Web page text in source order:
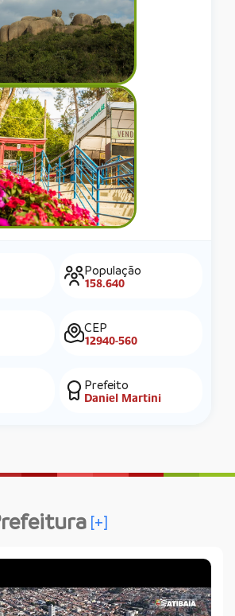
População
158.640
CEP
12940-560
Prefeito
Daniel Martini
[+]